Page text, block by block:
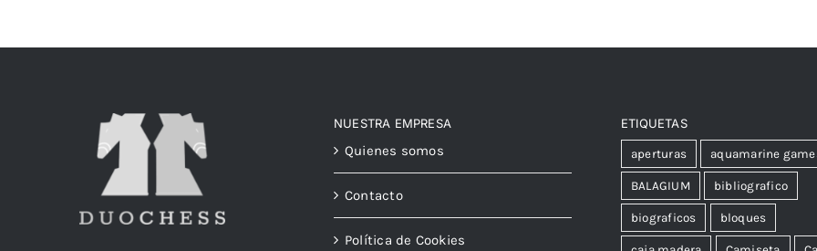
NUESTRA EMPRESA
Quienes somos
Contacto
Política de Cookies
ETIQUETAS
aperturas aquamarine
BALAGIUM bibliografico
biograficos bloques